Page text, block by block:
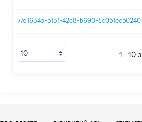
77d1634b-5131-42c8-b690-8c051ed50240
1 - 10